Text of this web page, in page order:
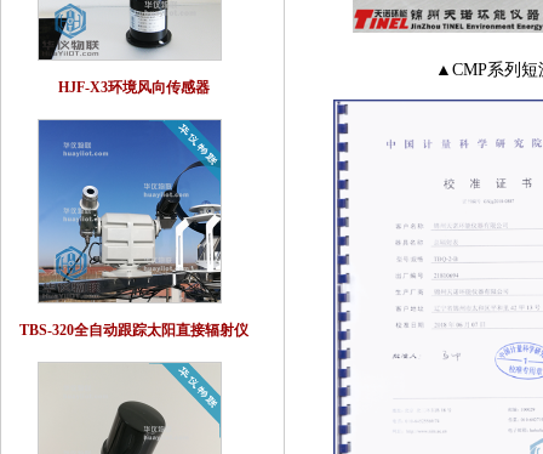
▲CMP系列短
HJF-X3环境风向传感器
TBS-320全自动跟踪太阳直接辐射仪